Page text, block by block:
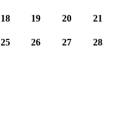
18 19 20 21
25 26 27 28